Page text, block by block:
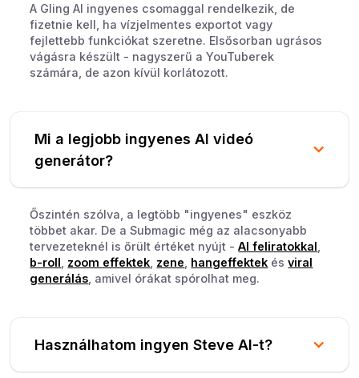
A Gling AI ingyenes csomaggal rendelkezik, de
fizetnie kell, ha vízjelmentes exportot vagy
fejlettebb funkciókat szeretne. Elsősorban ugrásos
vágásra készült - nagyszerű a YouTuberek
számára, de azon kívül korlátozott.
Mi a legjobb ingyenes AI videó
generátor?
Őszintén szólva, a legtöbb "ingyenes" eszköz
többet akar. De a Submagic még az alacsonyabb
tervezeteknél is őrült értéket nyújt -AI feliratokkal
b-roll zoom effektek zene hangeffektek ésviral
generálás , amivel órákat spórolhat meg.
Használhatom ingyen Steve AI-t?